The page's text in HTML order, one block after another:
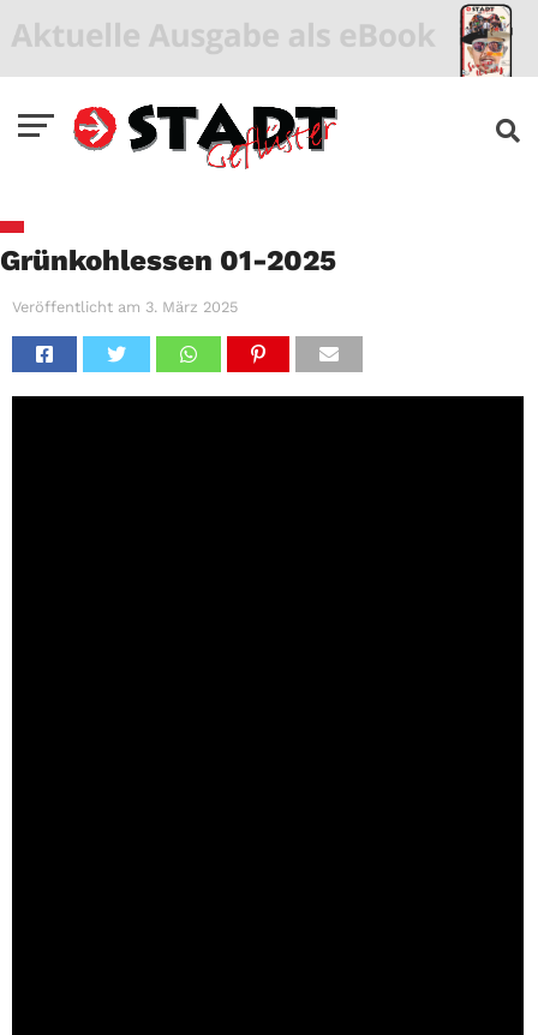
Grünkohlessen 01-2025
Veröffentlicht am 3. März 2025